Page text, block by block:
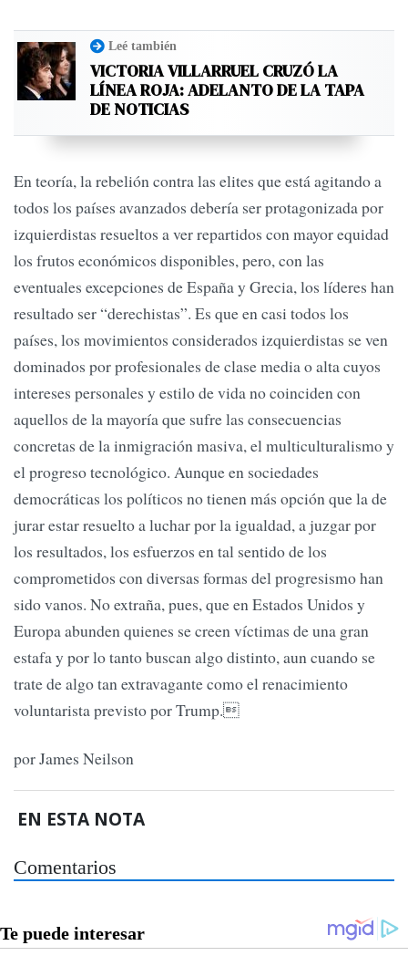
Leé también
VICTORIA VILLARRUEL CRUZÓ LA
LÍNEA ROJA: ADELANTO DE LA TAPA
DE NOTICIAS
En teoría, la rebelión contra las elites que está agitando a
todos los países avanzados debería ser protagonizada por
izquierdistas resueltos a ver repartidos con mayor equidad
los frutos económicos disponibles, pero, con las
eventuales excepciones de España y Grecia, los líderes han
resultado ser “derechistas”. Es que en casi todos los
países, los movimientos considerados izquierdistas se ven
dominados por profesionales de clase media o alta cuyos
intereses personales y estilo de vida no coinciden con
aquellos de la mayoría que sufre las consecuencias
concretas de la inmigración masiva, el multiculturalismo y
el progreso tecnológico. Aunque en sociedades
democráticas los políticos no tienen más opción que la de
jurar estar resuelto a luchar por la igualdad, a juzgar por
los resultados, los esfuerzos en tal sentido de los
comprometidos con diversas formas del progresismo han
sido vanos. No extraña, pues, que en Estados Unidos y
Europa abunden quienes se creen víctimas de una gran
estafa y por lo tanto buscan algo distinto, aun cuando se
trate de algo tan extravagante como el renacimiento
voluntarista previsto por Trump.
por James Neilson
EN ESTA NOTA
Comentarios